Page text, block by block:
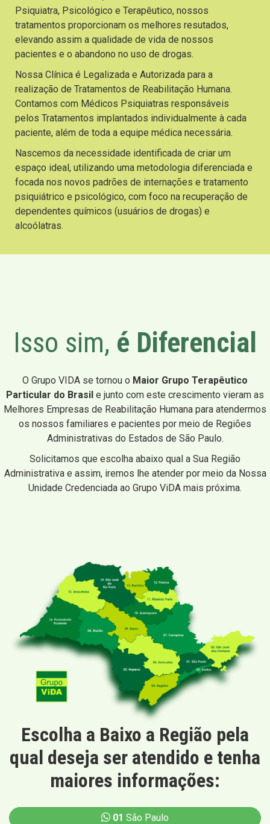
Psiquiatra, Psicológico e Terapêutico, nossos
tratamentos proporcionam os melhores resutados,
elevando assim a qualidade de vida de nossos
pacientes e o abandono no uso de drogas.
Nossa Clínica é Legalizada e Autorizada para a
realização de Tratamentos de Reabilitação Humana.
Contamos com Médicos Psiquiatras responsáveis
pelos Tratamentos implantados individualmente à cada
paciente, além de toda a equipe médica necessária.
Nascemos da necessidade identificada de criar um
espaço ideal, utilizando uma metodologia diferenciada e
focada nos novos padrões de internações e tratamento
psiquiátrico e psicológico, com foco na recuperação de
dependentes químicos (usuários de drogas) e
alcoólatras.
Isso sim, é Diferencial
O Grupo VIDA se tornou o Maior Grupo Terapêutico
Particular do Brasil e junto com este crescimento vieram as
Melhores Empresas de Reabilitação Humana para atendermos
os nossos familiares e pacientes por meio de Regiões
Administrativas do Estados de São Paulo.
Solicitamos que escolha abaixo qual a Sua Região
Administrativa e assim, iremos lhe atender por meio da Nossa
Unidade Credenciada ao Grupo ViDA mais próxima.
Escolha a Baixo a Região pela
qual deseja ser atendido e tenha
maiores informações:
01 São Paulo